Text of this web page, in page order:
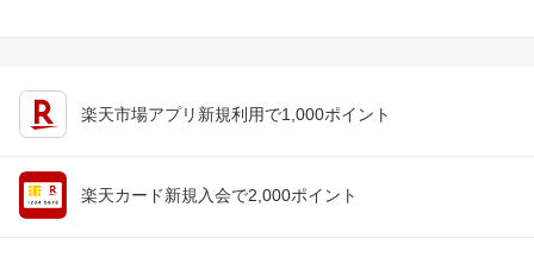
楽天市場アプリ新規利用で1,000ポイント
楽天カード新規入会で2,000ポイント